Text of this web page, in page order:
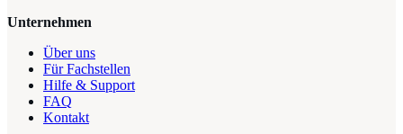
Unternehmen
Über uns
Für Fachstellen
Hilfe & Support
FAQ
Kontakt